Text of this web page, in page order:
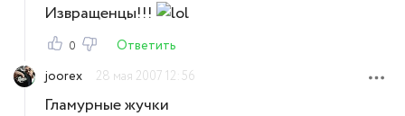
Извращенцы!!!
0
Ответить
joorex
28 мая 2007 12:56
Гламурные жучки